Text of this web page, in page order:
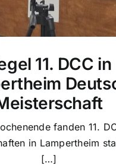
11. DCC in
fanden 11.
in Lampertheim
[…]